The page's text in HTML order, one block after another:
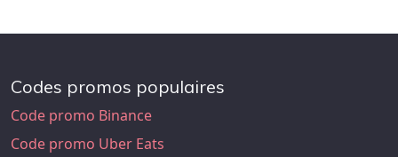
Codes promos populaires
Code promo Binance
Code promo Uber Eats